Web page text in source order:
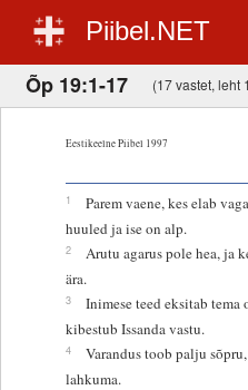
Piibel.NET
Õp 19:1-17 (17 vastet, leht
Eestikeelne Piibel 1997
1
Parem vaene, kes elab
huuled ja ise on alp.
2
Arutu agarus pole hea, ja
ära.
3
Inimese teed eksitab tema
kibestub Issanda vastu.
4
Varandus toob palju
lahkuma.